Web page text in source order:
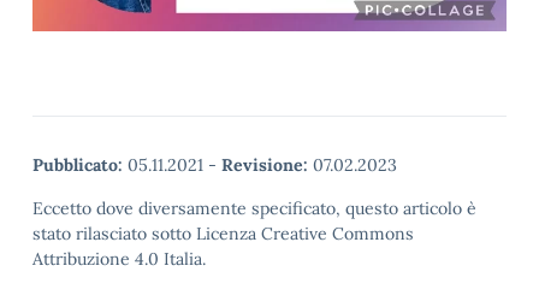
Pubblicato: 05.11.2021 - Revisione: 07.02.2023
Eccetto dove diversamente specificato, questo articolo è
stato rilasciato sotto Licenza Creative Commons
Attribuzione 4.0 Italia.